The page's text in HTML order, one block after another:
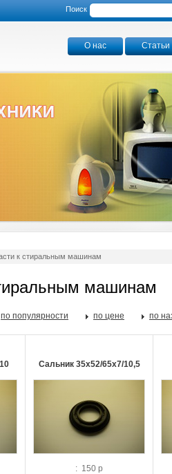
Поиск
О нас
к стиральным машинам
машинам
по популярности по цене по
Сальник 35х52/65х7/10,5
: 150 р